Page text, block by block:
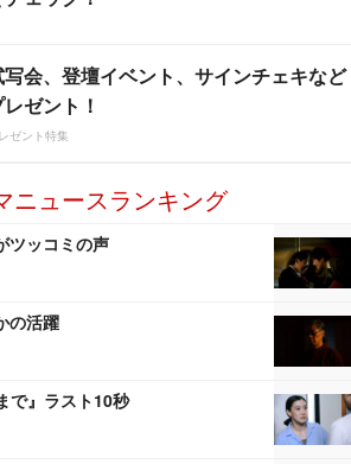
写会、登壇イベント、サインチェキなど
ゼント！
ゼント特集
ニュースランキング
ツッコミの声
の活躍
で』ラスト10秒